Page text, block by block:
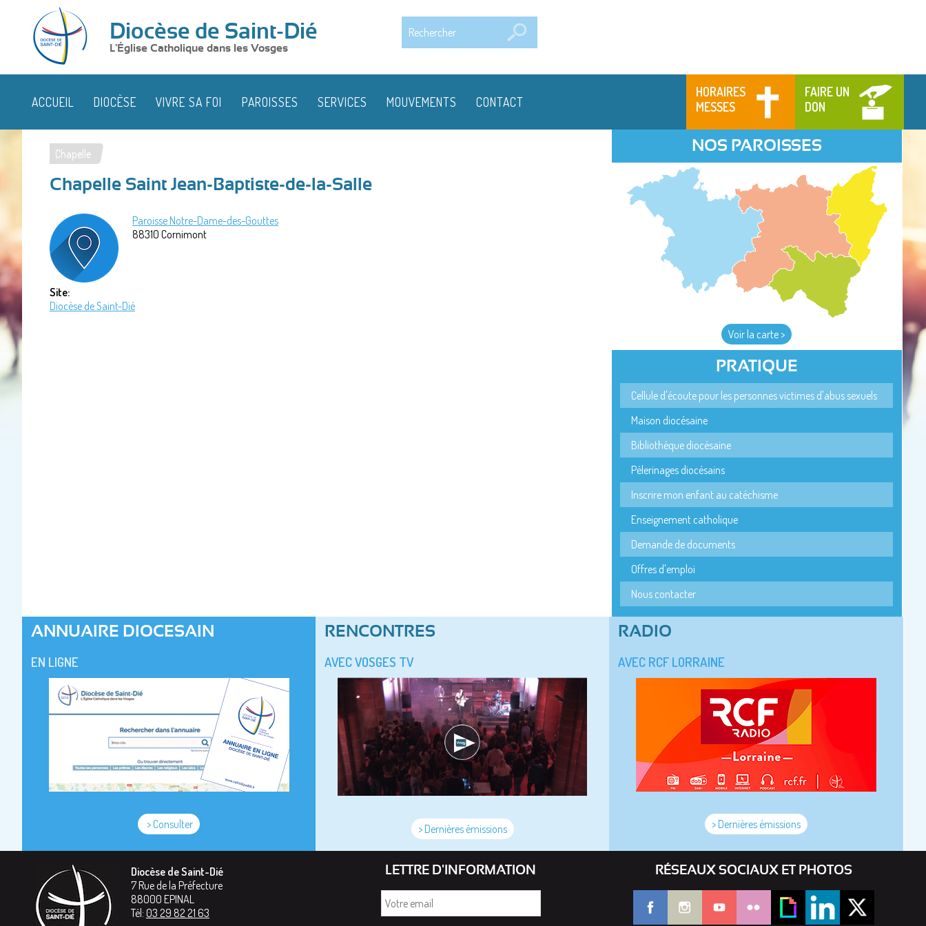
Diocèse de Saint-Dié
L'Église Catholique dans les Vosges
HORAIRES
MESSES
FAIRE UN
DON
ACCUEIL DIOCÈSE VIVRE SA FOI PAROISSES SERVICES MOUVEMENTS CONTACT
Vous
êtes
ici
Chapelle
Chapelle Saint Jean-Baptiste-de-la-Salle
Paroisse Notre-Dame-des-Gouttes
88310 Cornimont
Site:
Diocèse de Saint-Dié
NOS PAROISSES
Voir la carte >
PRATIQUE
Cellule d'écoute pour les personnes victimes d'abus sexuels
Maison diocésaine
Bibliothèque diocésaine
Pèlerinages diocésains
Inscrire mon enfant au catéchisme
Enseignement catholique
Demande de documents
Offres d'emploi
Nous contacter
ANNUAIRE DIOCESAIN
EN LIGNE
> Consulter
RENCONTRES
AVEC VOSGES TV
> Dernières émissions
RADIO
AVEC RCF LORRAINE
> Dernières émissions
Diocèse de Saint-Dié
7 Rue de la Préfecture
88000 EPINAL
Tél: 03 29 82 21 63
LETTRE D'INFORMATION RÉSEAUX SOCIAUX ET PHOTOS